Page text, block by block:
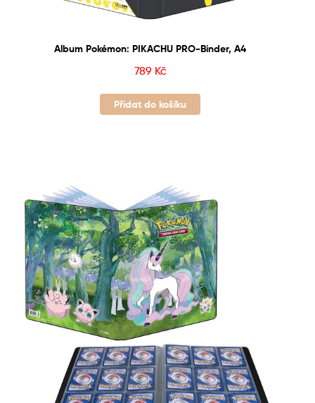
Album Pokémon: PIKACHU PRO-Binder, A4
789 Kč
Přidat do košíku